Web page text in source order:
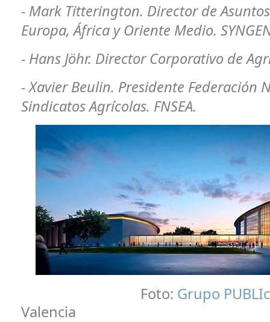
- Mark Titterington. Director de
Europa, África y Oriente Medio.
- Hans Jöhr. Director Corporativo de
- Xavier Beulin. Presidente Federación
Sindicatos Agrícolas. FNSEA.
Foto: Grupo
Valencia